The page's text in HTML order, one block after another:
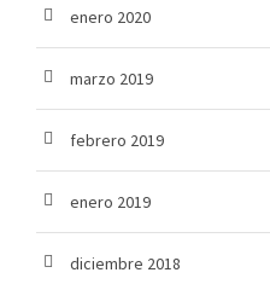
enero 2020
marzo 2019
febrero 2019
enero 2019
diciembre 2018